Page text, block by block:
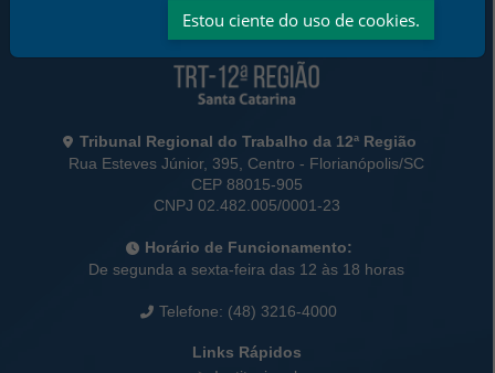
Informações de Contato
Tribunal Regional do Trabalho da 12ª Região
Rua Esteves Júnior, 395, Centro - Florianópolis/SC
CEP 88015-905
CNPJ 02.482.005/0001-23
Horário de Funcionamento:
De segunda a sexta-feira das 12 às 18 horas
Telefone: (48) 3216-4000
Links Rápidos
Estou ciente do uso de cookies.